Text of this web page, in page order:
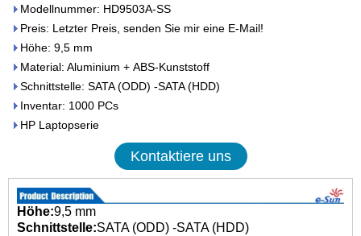
Modellnummer: HD9503A-SS
Preis: Letzter Preis, senden Sie mir eine E-Mail!
Höhe: 9,5 mm
Material: Aluminium + ABS-Kunststoff
Schnittstelle: SATA (ODD) -SATA (HDD)
Inventar: 1000 PCs
HP Laptopserie
Kontaktiere uns
Höhe:9,5 mm
Schnittstelle:SATA (ODD) -SATA (HDD)